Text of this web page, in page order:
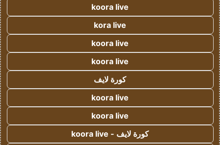
koora live
kora live
koora live
koora live
كورة لايف
koora live
koora live
كورة لايف - koora live